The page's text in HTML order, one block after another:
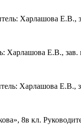
Харлашова
Харлашова Е.В.,
Харлашова
8в кл.